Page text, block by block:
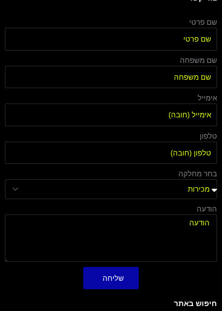
שם פרטי
שם משפחה
אימייל
טלפון
בחר מחלקה
הודעה
שליחה
חיפוש באתר